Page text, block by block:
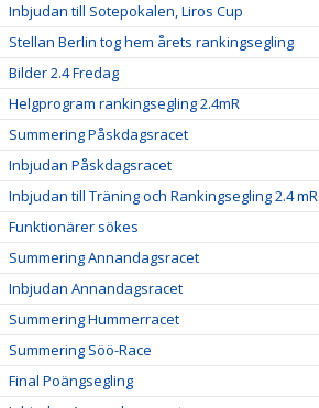
Inbjudan till Sotepokalen, Liros Cup
Stellan Berlin tog hem årets rankingsegling
Bilder 2.4 Fredag
Helgprogram rankingsegling 2.4mR
Summering Påskdagsracet
Inbjudan Påskdagsracet
Inbjudan till Träning och Rankingsegling 2.4 mR
Funktionärer sökes
Summering Annandagsracet
Inbjudan Annandagsracet
Summering Hummerracet
Summering Söö-Race
Final Poängsegling